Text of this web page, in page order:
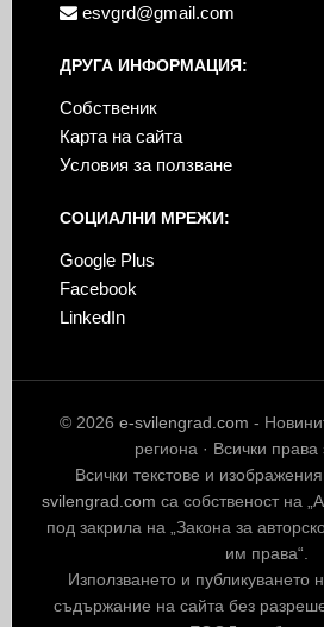
esvgrd@gmail.com
ДРУГА ИНФОРМАЦИЯ:
Собственик
Карта на сайта
Условия за ползване
СОЦИАЛНИ МРЕЖИ:
Google Plus
Facebook
LinkedIn
© 2026e-svilengrad.com -
региона · Всички права
Всички текстове и
svilengrad.com са собственост на
под закрила на „Закона за
им права“.
Използването и публикуването
съдържание на сайта без